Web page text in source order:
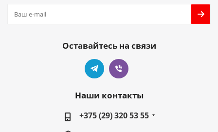
Оставайтесь на связи
Наши контакты
+375 (29) 320 53 55